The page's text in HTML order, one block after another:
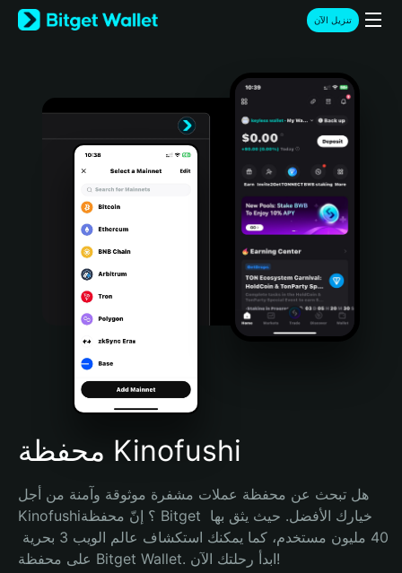
English
日本語
Türkçe
Português (Portugal)
Bahasa Indonesia
Português (Brasil)
Español (Argentina)
تنزيل الآن
محفظة Kinofushi
هل تبحث عن محفظة عملات مشفرة موثوقة وآمنة من أجل
Kinofushi؟ إنّ محفظة Bitget خيارك الأفضل. حيث يثق بها
على محفظة Bitget Wallet. ابدأ رحلتك الآن!